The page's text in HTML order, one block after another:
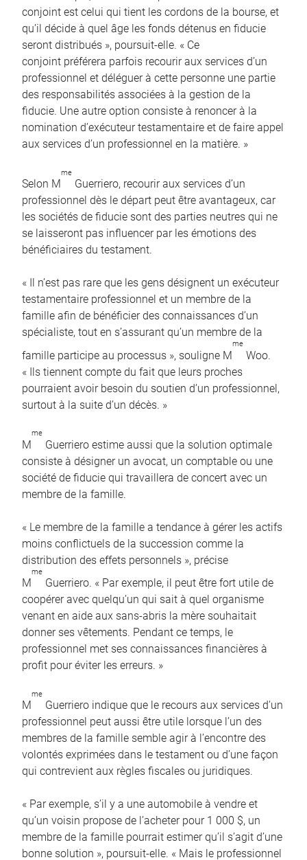
conjoint est celui qui tient les cordons de la bourse, et
qu’il décide à quel âge les fonds détenus en fiducie
seront distribués », poursuit-elle. « Ce
conjoint préférera parfois recourir aux services d’un
professionnel et déléguer à cette personne une partie
des responsabilités associées à la gestion de la
fiducie. Une autre option consiste à renoncer à la
nomination d’exécuteur testamentaire et de faire appel
aux services d’un professionnel en la matière. »
Selon M
me
Guerriero, recourir aux services d’un
professionnel dès le départ peut être avantageux, car
les sociétés de fiducie sont des parties neutres qui ne
se laisseront pas influencer par les émotions des
bénéficiaires du testament.
« Il n’est pas rare que les gens désignent un exécuteur
testamentaire professionnel et un membre de la
famille afin de bénéficier des connaissances d’un
spécialiste, tout en s’assurant qu’un membre de la
famille participe au processus », souligne M
me
Woo.
« Ils tiennent compte du fait que leurs proches
pourraient avoir besoin du soutien d’un professionnel,
surtout à la suite d’un décès. »
M
me
Guerriero estime aussi que la solution optimale
consiste à désigner un avocat, un comptable ou une
société de fiducie qui travaillera de concert avec un
membre de la famille.
« Le membre de la famille a tendance à gérer les actifs
moins conflictuels de la succession comme la
distribution des effets personnels », précise
M
me
Guerriero. « Par exemple, il peut être fort utile de
coopérer avec quelqu’un qui sait à quel organisme
venant en aide aux sans-abris la mère souhaitait
donner ses vêtements. Pendant ce temps, le
professionnel met ses connaissances financières à
profit pour éviter les erreurs. »
M
me
Guerriero indique que le recours aux services d’un
professionnel peut aussi être utile lorsque l’un des
membres de la famille semble agir à l’encontre des
volontés exprimées dans le testament ou d’une façon
qui contrevient aux règles fiscales ou juridiques.
« Par exemple, s’il y a une automobile à vendre et
qu’un voisin propose de l’acheter pour 1 000 $, un
membre de la famille pourrait estimer qu’il s’agit d’une
bonne solution », poursuit-elle. « Mais le professionnel